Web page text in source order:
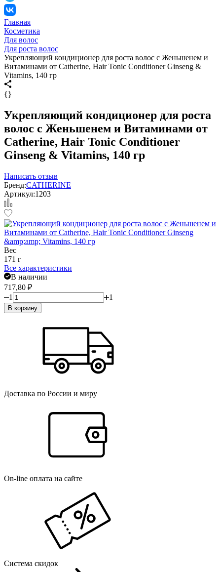
Главная
Косметика
Для волос
Для роста волос
Укрепляющий кондиционер для роста волос с Женьшенем и
Витаминами от Catherine, Hair Tonic Conditioner Ginseng &
Vitamins, 140 гр
{}
Укрепляющий кондиционер для роста
волос с Женьшенем и Витаминами от
Catherine, Hair Tonic Conditioner
Ginseng & Vitamins, 140 гр
Написать отзыв
Бренд:CATHERINE
Артикул:1203
Вес
171 г
Все характеристики
В наличии
717,80 ₽
1
1
В корзину
Доставка по России и миру
On-line оплата на сайте
Система скидок